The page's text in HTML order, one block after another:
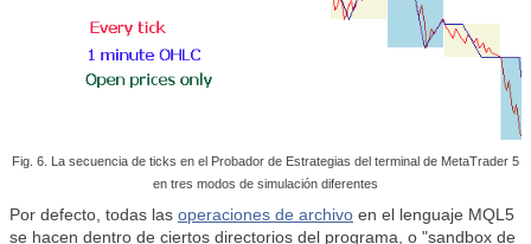
Fig. 6. La secuencia de ticks en el Probador de Estrategias del terminal de MetaTrader 5
en tres modos de simulación diferentes
Por defecto, todas las operaciones de archivo en el lenguaje MQL5
se hacen dentro de ciertos directorios del programa, o "sandbox de